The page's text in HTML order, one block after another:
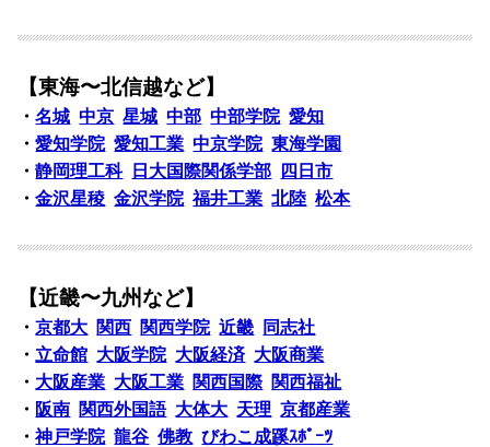
【東海〜北信越など】
・名城 中京 星城 中部 中部学院 愛知
・愛知学院 愛知工業 中京学院 東海学園
・静岡理工科 日大国際関係学部
四日市
・金沢星稜 金沢学院 福井工業 北陸 松本
【近畿〜九州など】
・京都大 関西 関西学院 近畿
同志社
・ 立命館 大阪学院 大阪経済 大阪商業
・ 大阪産業 大阪工業 関西国際 関西福祉
・ 阪南 関西外国語 大体大 天理 京都産業
・神戸学院 龍谷 佛教 びわこ成蹊ｽﾎﾟｰﾂ